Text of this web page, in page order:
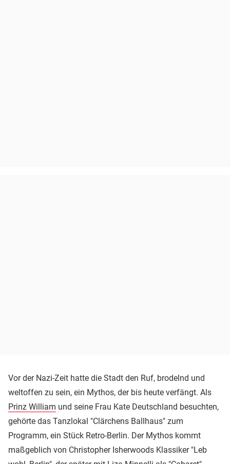
Vor der Nazi-Zeit hatte die Stadt den Ruf, brodelnd und
weltoffen zu sein, ein Mythos, der bis heute verfängt. Als
Prinz William und seine Frau Kate Deutschland besuchten,
gehörte das Tanzlokal "Clärchens Ballhaus" zum
Programm, ein Stück Retro-Berlin. Der Mythos kommt
maßgeblich von Christopher Isherwoods Klassiker "Leb